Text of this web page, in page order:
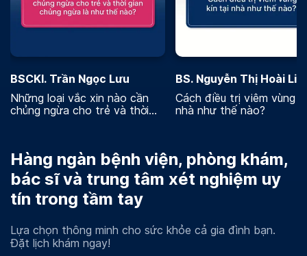
BSCKI. Trần Ngọc Lưu
Những loại vắc xin nào cần
chủng ngừa cho trẻ và thời
BS. Nguyễn Thị Hoài
Cách điều trị viêm vùng
nhà như thế nào?
Hàng ngàn bệnh viện, phòng khám,
bác sĩ và trung tâm xét nghiệm uy
tín trong tầm tay
Lựa chọn thông minh cho sức khỏe cả gia đình bạn.
Đặt lịch khám ngay!